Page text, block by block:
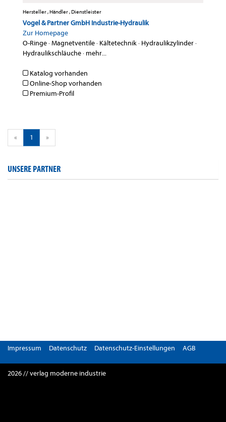
Hersteller , Händler , Dienstleister
Vogel & Partner GmbH Industrie-Hydraulik
Zur Homepage
O-Ringe·Magnetventile· Kältetechnik· Hydraulikzylinder·
Hydraulikschläuche· mehr...
Katalog vorhanden
Online-Shop vorhanden
Premium-Profil
« 1 »
UNSERE PARTNER
Impressum Datenschutz Datenschutz-Einstellungen AGB
2026 // verlag moderne industrie